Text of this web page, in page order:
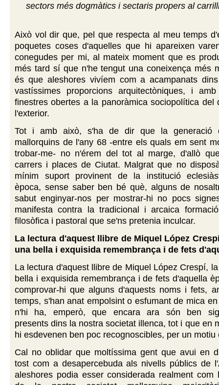
sectors més dogmàtics i sectaris propers al
Això vol dir que, pel que respecta al meu temps
poquetes coses d'aquelles que hi apareixen
conegudes per mi, al mateix moment que es
més tard sí que n'he tengut una coneixença més
és que aleshores vivíem com a acampanats
vastíssimes proporcions arquitectòniques, i
finestres obertes a la panoràmica sociopolítica del
l'exterior.
Tot i amb això, s'ha de dir que la generació
mallorquins de l'any 68 -entre els quals em sent
trobar-me- no n'érem del tot al marge, d'allò
carrers i places de Ciutat. Malgrat que no
mínim suport provinent de la institució
època, sense saber ben bé què, alguns de
sabut enginyar-nos per mostrar-hi no pocs
manifesta contra la tradicional i arcaica
filosòfica i pastoral que se'ns pretenia inculcar.
La lectura d'aquest llibre de Miquel López
una bella i exquisida remembrança i de fets
La lectura d'aquest llibre de Miquel López Crespí,
bella i exquisida remembrança i de fets d'aquella
comprovar-hi que alguns d'aquests noms i fets,
temps, s'han anat empolsint o esfumant de mica
n'hi ha, emperò, que encara ara són ben
presents dins la nostra societat illenca, tot i que en
hi esdevenen ben poc recognoscibles, per un motiu
Cal no oblidar que moltíssima gent que avui en
tost com a desapercebuda als nivells públics de
aleshores podia esser considerada realment com